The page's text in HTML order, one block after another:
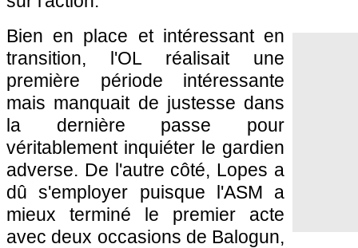
Bien en place et intéressant en
transition, l'OL réalisait une
première période intéressante
mais manquait de justesse dans
la dernière passe pour
véritablement inquiéter le gardien
adverse. De l'autre côté, Lopes a
dû s'employer puisque l'ASM a
mieux terminé le premier acte
avec deux occasions de Balogun,